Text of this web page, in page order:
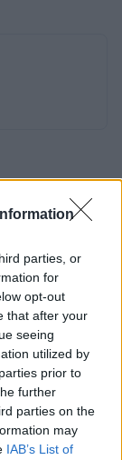
parties, or
for
opt-out
that after your
seeing
utilized by
prior to
further
parties on the
may
IAB’s List of